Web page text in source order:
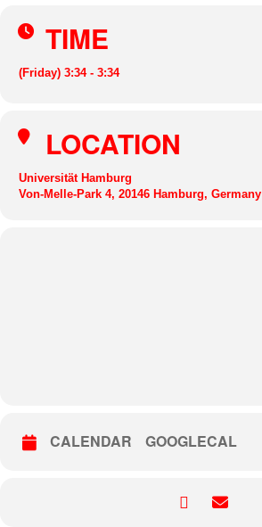
TIME
(Friday) 3:34 - 3:34
LOCATION
Universität Hamburg
Von-Melle-Park 4, 20146 Hamburg, Germany
CALENDAR GOOGLECAL